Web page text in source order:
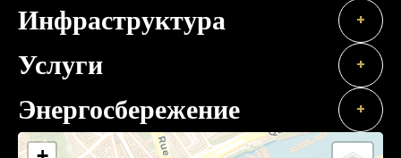
Инфраструктура +
Услуги +
Энергосбережение +